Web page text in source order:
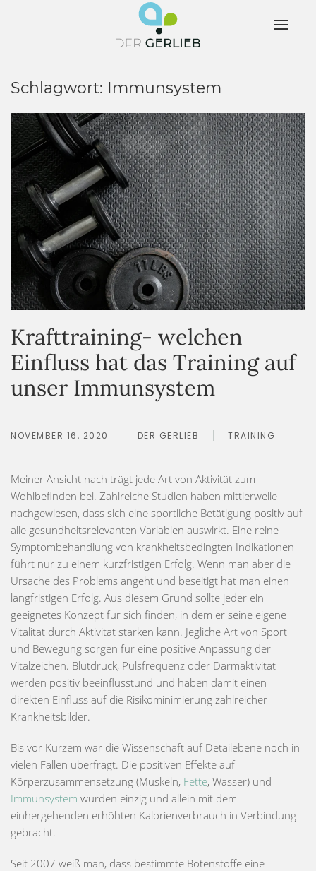
Schlagwort: Immunsystem
Krafttraining- welchen
Einfluss hat das Training auf
unser Immunsystem
NOVEMBER 16, 2020 DER GERLIEB TRAINING
Meiner Ansicht nach trägt jede Art von Aktivität zum
Wohlbefinden bei. Zahlreiche Studien haben mittlerweile
nachgewiesen, dass sich eine sportliche Betätigung positiv auf
alle gesundheitsrelevanten Variablen auswirkt. Eine reine
Symptombehandlung von krankheitsbedingten Indikationen
führt nur zu einem kurzfristigen Erfolg. Wenn man aber die
Ursache des Problems angeht und beseitigt hat man einen
langfristigen Erfolg. Aus diesem Grund sollte jeder ein
geeignetes Konzept für sich finden, in dem er seine eigene
Vitalität durch Aktivität stärken kann. Jegliche Art von Sport
und Bewegung sorgen für eine positive Anpassung der
Vitalzeichen. Blutdruck, Pulsfrequenz oder Darmaktivität
werden positiv beeinflusstund und haben damit einen
direkten Einfluss auf die Risikominimierung zahlreicher
Krankheitsbilder.
Bis vor Kurzem war die Wissenschaft auf Detailebene noch in
vielen Fällen überfragt. Die positiven Effekte auf
Körperzusammensetzung (Muskeln, Fette, Wasser) und
Immunsystem wurden einzig und allein mit dem
einhergehenden erhöhten Kalorienverbrauch in Verbindung
gebracht.
Seit 2007 weiß man, dass bestimmte Botenstoffe eine